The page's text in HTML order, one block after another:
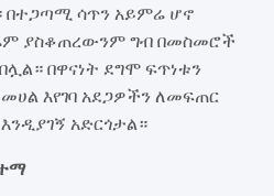
በተጋጣሚ ሳጥን አይምሬ ሆኖ
ያስቆጠረውንም ግብ በመስመሮች
በዋናነት ደግሞ ፍጥነቱን
እየገባ አደጋዎችን ለመፍጠር
አድርጎታል።